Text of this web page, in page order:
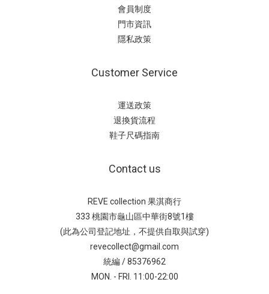
會員制度
門市資訊
隱私政策
Customer Service
運送政策
退換貨流程
鞋子尺碼指南
Contact us
REVE collection 果淇商行
333 桃園市龜山區中華街8號1樓
(此為公司登記地址，不提供自取與試穿)
revecollect@gmail.com
統編 / 85376962
MON. - FRI. 11:00-22:00